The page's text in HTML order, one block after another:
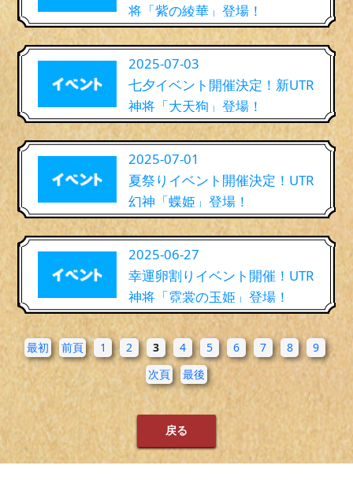
将「紫の綾華」登場！
2025-07-03
七夕イベント開催決定！新UTR
神将「大天狗」登場！
2025-07-01
夏祭りイベント開催決定！UTR
幻神「蝶姫」登場！
2025-06-27
幸運卵割りイベント開催！UTR
神将「霓裳の玉姫」登場！
最初 前頁 1 2 3 4 5 6 7 8
9
次頁
最後
戻る